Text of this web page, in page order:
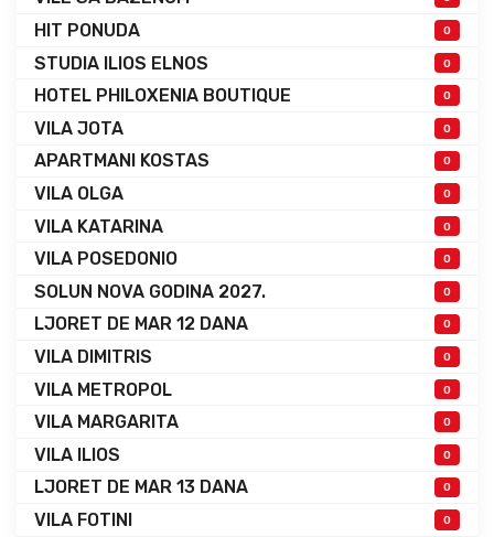
HIT PONUDA 0
STUDIA ILIOS ELNOS 0
HOTEL PHILOXENIA BOUTIQUE 0
VILA JOTA 0
APARTMANI KOSTAS 0
VILA OLGA 0
VILA KATARINA 0
VILA POSEDONIO 0
SOLUN NOVA GODINA 2027. 0
LJORET DE MAR 12 DANA 0
VILA DIMITRIS 0
VILA METROPOL 0
VILA MARGARITA 0
VILA ILIOS 0
LJORET DE MAR 13 DANA 0
VILA FOTINI 0